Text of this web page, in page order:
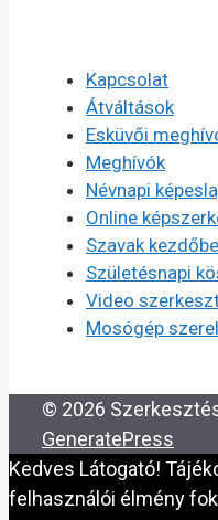
Kapcsolat
Átváltások
Esküvői
Meghívók
Névnapi
Online
Szavak
Születésnapi
Video
Mosógép
© 2026
GeneratePress
Kedves Látogató!
felhasználói élmény